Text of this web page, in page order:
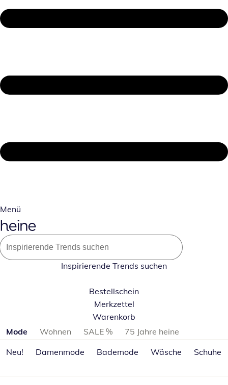
Menü
Inspirierende Trends suchen
Bestellschein
Merkzettel
Warenkorb
Produktkategorien überspringen
Mode Wohnen SALE %
75 Jahre heine
Neu!
Damenmode Bademode Wäsche Schuhe